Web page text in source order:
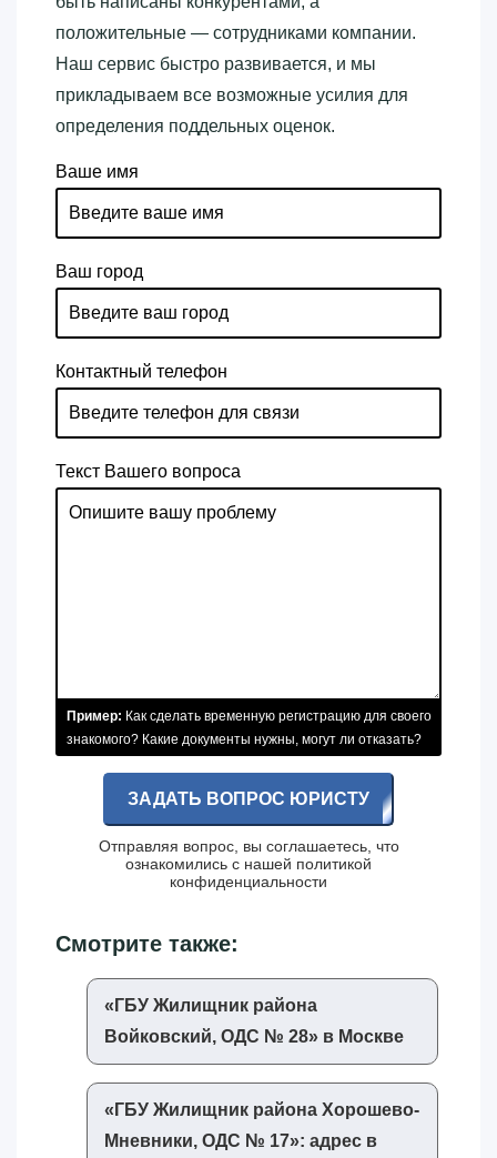
положительные — сотрудниками компании.
Наш сервис быстро развивается, и мы
прикладываем все возможные усилия для
определения поддельных оценок.
Ваше имя
Ваш город
Контактный телефон
Текст Вашего вопроса
Пример: Как сделать временную регистрацию для своего
знакомого? Какие документы нужны, могут ли отказать?
ЗАДАТЬ ВОПРОС ЮРИСТУ
Отправляя вопрос, вы соглашаетесь, что
ознакомились с нашей политикой
конфиденциальности
Смотрите также:
«‎ГБУ Жилищник района
Войковский, ОДС № 28»‎ в Москве
«‎ГБУ Жилищник района Хорошево-
Мневники, ОДС № 17»‎: адрес в